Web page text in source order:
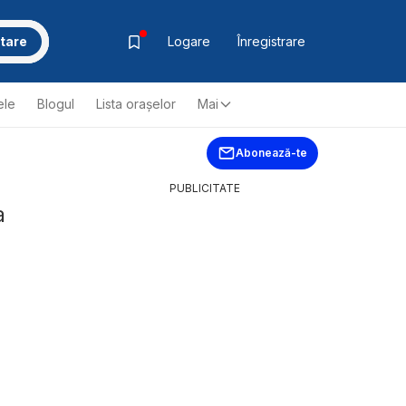
Logare Înregistrare
Blogul Lista oraşelor Mai
Abonează-te
PUBLICITATE